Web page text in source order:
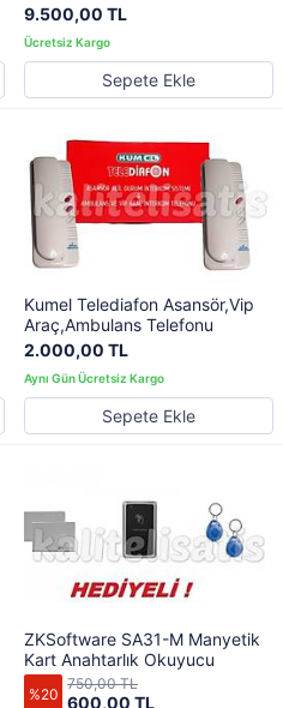
9.500,00 TL
Sepete Ekle
Kumel Telediafon Asansör,Vip
Araç,Ambulans Telefonu
2.000,00 TL
Sepete Ekle
ZKSoftware SA31-M Manyetik
Kart Anahtarlık Okuyucu
%20 600,00 TL
750,00 TL